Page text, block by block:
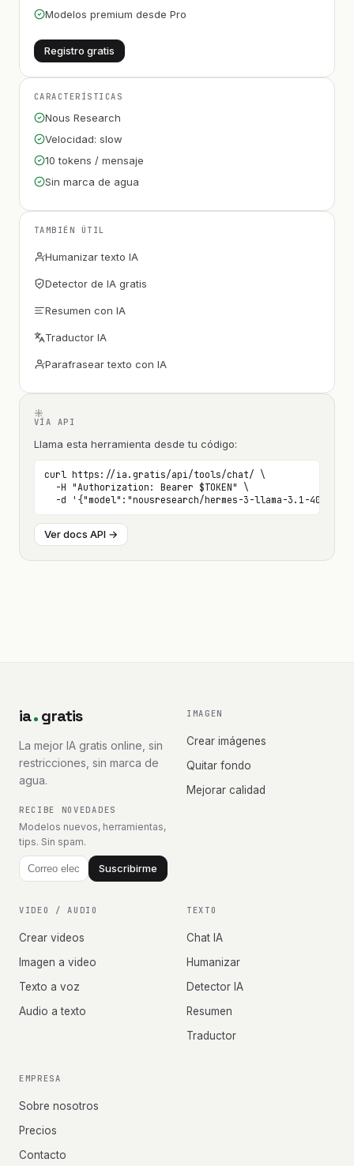
Modelos premium desde Pro
Registro gratis
CARACTERÍSTICAS
Nous Research
Velocidad: slow
10 tokens / mensaje
Sin marca de agua
TAMBIÉN ÚTIL
Humanizar texto IA
Detector de IA gratis
Resumen con IA
Traductor IA
Parafrasear texto con IA
VÍA API
Llama esta herramienta desde tu código:
curl https://ia.gratis/api/tools/chat/ \
  -H "Authorization: Bearer $TOKEN" \
-d '{"model":"nousresearch/hermes-3-llama-3.1-405b",
Ver docs API →
ia gratis
La mejor IA gratis online, sin
restricciones, sin marca de
agua.
RECIBE NOVEDADES
Modelos nuevos, herramientas,
tips. Sin spam.
Suscribirme
IMAGEN
Crear imágenes
Quitar fondo
Mejorar calidad
VIDEO / AUDIO
Crear videos
Imagen a video
Texto a voz
Audio a texto
TEXTO
Chat IA
Humanizar
Detector IA
Resumen
Traductor
EMPRESA
Sobre nosotros
Precios
Contacto